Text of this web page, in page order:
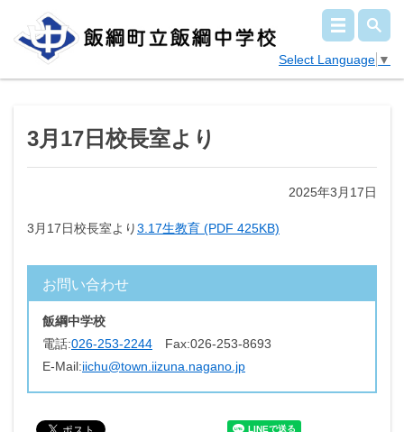
Select Language ▼
3月17日校長室より
2025年3月17日
3月17日校長室より3.17生教育 (PDF 425KB)
お問い合わせ
飯綱中学校
電話:026-253-2244 Fax:026-253-8693
E-Mail:iichu@town.iizuna.nagano.jp